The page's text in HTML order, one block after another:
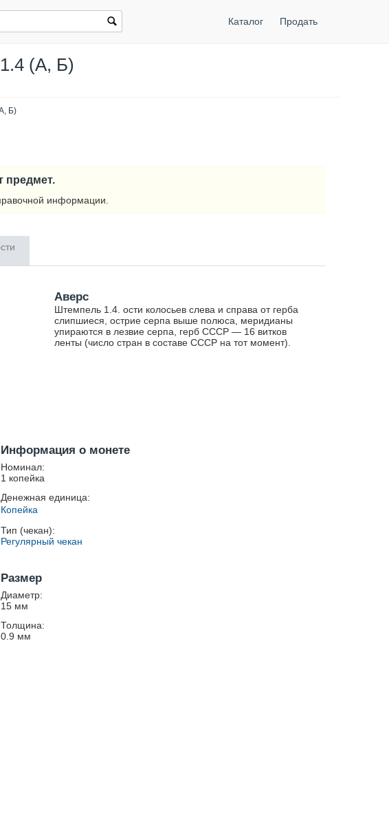
Каталог Продать
(А, Б)
Б)
предмет.
информации.
Аверс
Штемпель 1.4. ости колосьев слева и справа от герба
слипшиеся, острие серпа выше полюса, меридианы
упираются в лезвие серпа, герб СССР — 16 витков
ленты (число стран в составе СССР на тот момент).
Информация о монете
Номинал:
1 копейка
Денежная единица:
Копейка
Тип (чекан):
Регулярный чекан
Размер
Диаметр:
15 мм
Толщина:
0.9 мм